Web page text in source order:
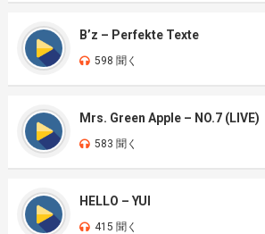
B’z – Perfekte Texte
598 聞く
Mrs. Green Apple – NO.7 (LIVE)
583 聞く
HELLO – YUI
415 聞く